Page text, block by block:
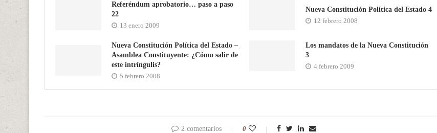
Referéndum aprobatorio… paso a paso
22
13 enero 2009
Nueva Constitución Política del Estado 4
12 febrero 2008
Nueva Constitución Política del Estado –
Asamblea Constituyente: ¿Cómo salir de
este intríngulis?
5 febrero 2008
Los mandatos de la Nueva Constitución
3
4 febrero 2009
2 comentarios 0